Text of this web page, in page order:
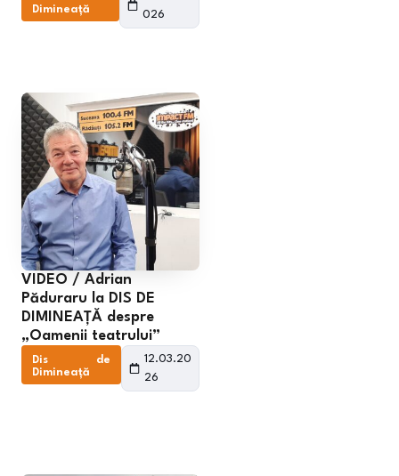
Dimineață
026
VIDEO / Adrian
Păduraru la DIS DE
DIMINEAȚĂ despre
„Oamenii teatrului”
Dis de
Dimineață
12.03.20
26